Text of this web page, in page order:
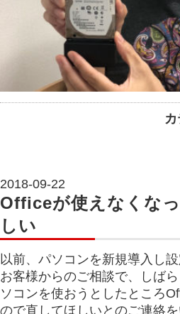
2018-09-22
Officeが使えなくな
しい
以前、パソコンを新規導入し
お客様からのご相談で、しば
ソコンを使おうとしたところ
ので直してほしいとのご連絡を